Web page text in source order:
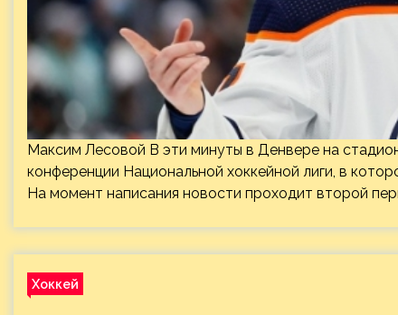
Максим Лесовой В эти минуты в Денвере на
конференции Национальной хоккейной лиги, в
На момент написания новости проходит второй
Хоккей